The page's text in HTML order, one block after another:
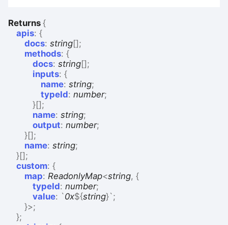
Returns {
apis: {
docs: string[];
methods: {
docs: string[];
inputs: {
name: string;
typeId: number;
}[];
name: string;
output: number;
}[];
name: string;
}[];
custom: {
map: ReadonlyMap<string, {
typeId: number;
value: `0x${string}`;
}>;
};